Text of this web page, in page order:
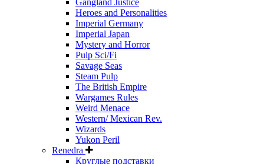
Gangland Justice
Heroes and Personalities
Imperial Germany
Imperial Japan
Mystery and Horror
Pulp Sci/Fi
Savage Seas
Steam Pulp
The British Empire
Wargames Rules
Weird Menace
Western/ Mexican Rev.
Wizards
Yukon Peril
Renedra
Круглые подставки